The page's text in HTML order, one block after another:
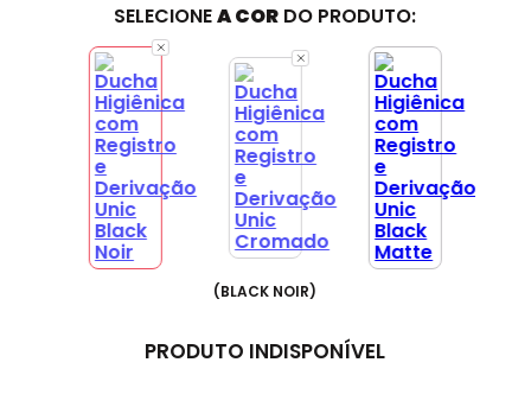
SELECIONEA COR DO PRODUTO:
(BLACK NOIR)
PRODUTO INDISPONÍVEL